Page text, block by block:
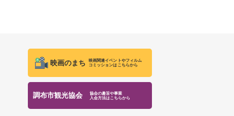
映画のまち
映画関連イベントやフィルム
コミッションはこちらから
調布市観光協会
協会の趣旨や事業
入会方法はこちらから